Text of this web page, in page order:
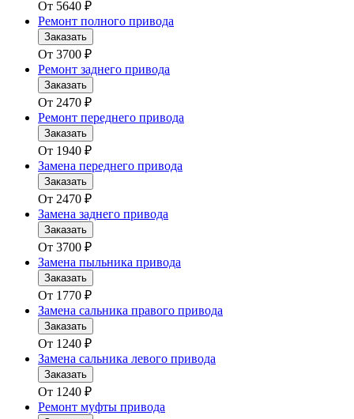
От 5640 ₽
Ремонт полного привода
Заказать
От 3700 ₽
Ремонт заднего привода
Заказать
От 2470 ₽
Ремонт переднего привода
Заказать
От 1940 ₽
Замена переднего привода
Заказать
От 2470 ₽
Замена заднего привода
Заказать
От 3700 ₽
Замена пыльника привода
Заказать
От 1770 ₽
Замена сальника правого привода
Заказать
От 1240 ₽
Замена сальника левого привода
Заказать
От 1240 ₽
Ремонт муфты привода